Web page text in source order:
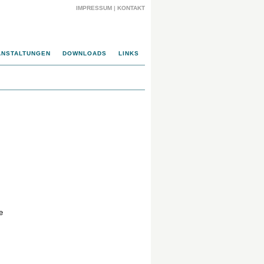
IMPRESSUM | KONTAKT
DOWNLOADS LINKS